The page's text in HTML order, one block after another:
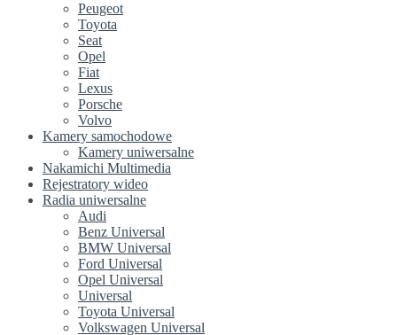
Peugeot
Toyota
Seat
Opel
Fiat
Lexus
Porsche
Volvo
Kamery samochodowe
Kamery uniwersalne
Nakamichi Multimedia
Rejestratory wideo
Radia uniwersalne
Audi
Benz Universal
BMW Universal
Ford Universal
Opel Universal
Universal
Toyota Universal
Volkswagen Universal